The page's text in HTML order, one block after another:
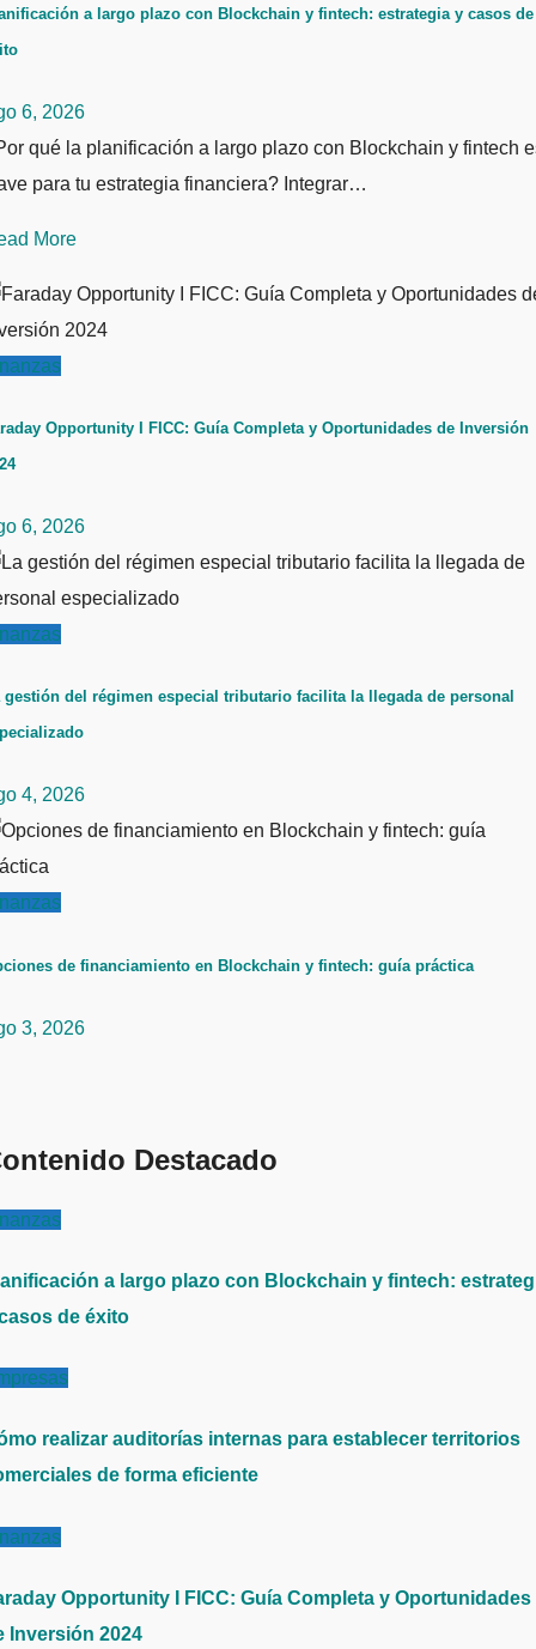
a largo plazo con Blockchain y fintech: estrategia y casos de
6, 2026
qué la planificación a largo plazo con Blockchain y fintech
para tu estrategia financiera? Integrar…
More
Opportunity I FICC: Guía Completa y Oportunidades de Inversión
6, 2026
gestión del régimen especial tributario facilita la llegada de personal
4, 2026
de financiamiento en Blockchain y fintech: guía práctica
3, 2026
Destacado
a largo plazo con Blockchain y fintech:
de éxito
realizar auditorías internas para establecer territorios
de forma eficiente
Opportunity I FICC: Guía Completa y Oportunidades
Inversión 2024